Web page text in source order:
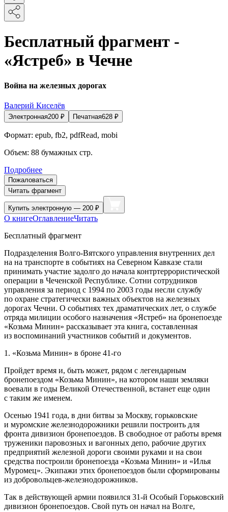
Бесплатный фрагмент -
«Ястреб» в Чечне
Война на железных дорогах
Валерий Киселёв
Электронная200 ₽ Печатная628 ₽
Формат: epub, fb2, pdfRead, mobi
Объем: 88 бумажных стр.
Подробнее
Пожаловаться
Читать фрагмент
Купить электронную — 200 ₽
О книгеОглавлениеЧитать
Бесплатный фрагмент
Подразделения Волго-Вятского управления внутренних дел
на на транспорте в событиях на Северном Кавказе стали
принимать участие задолго до начала контртеррористической
операции в Чеченской Республике. Сотни сотрудников
управления за период с 1994 по 2003 годы несли службу
по охране стратегически важных объектов на железных
дорогах Чечни. О событиях тех драматических лет, о службе
отряда милиции особого назначения «Ястреб» на бронепоезде
«Козьма Минин» рассказывает эта книга, составленная
из воспоминаний участников событий и документов.
1. «Козьма Минин» в броне 41-го
Пройдет время и, быть может, рядом с легендарным
бронепоездом «Козьма Минин», на котором наши земляки
воевали в годы Великой Отечественной, встанет еще один
с таким же именем.
Осенью 1941 года, в дни битвы за Москву, горьковские
и муромские железнодорожники решили построить для
фронта дивизион бронепоездов. В свободное от работы время
труженики паровозных и вагонных депо, рабочие других
предприятий железной дороги своими руками и на свои
средства построили бронепоезда «Козьма Минин» и «Илья
Муромец». Экипажи этих бронепоездов были сформированы
из добровольцев-железнодорожников.
Так в действующей армии появился 31-й Особый Горьковский
дивизион бронепоездов. Свой путь он начал на Волге,